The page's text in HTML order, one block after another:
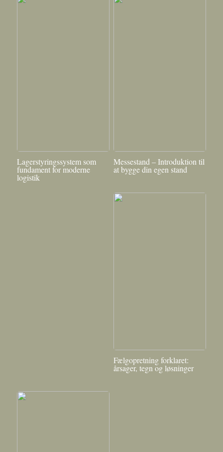
Lagerstyringssystem som
fundament for moderne
logistik
Messestand – Introduktion til
at bygge din egen stand
Fælgopretning forklaret:
årsager, tegn og løsninger